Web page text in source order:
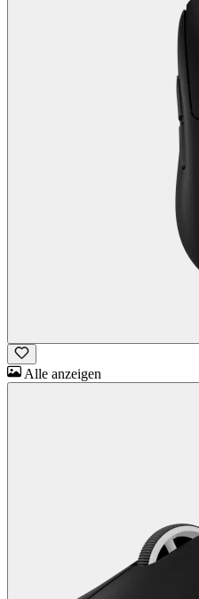
Alle anzeigen